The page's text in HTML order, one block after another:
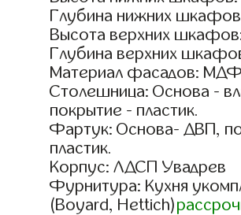
Глубина нижних
Высота верхних
Глубина верхних
Материал фасадов:
Столешница: Основа -
покрытие - пластик.
Фартук: Основа- ДВП,
пластик.
Корпус: ЛДСП Увадрев
Фурнитура: Кухня
(Boyard, Hettich)